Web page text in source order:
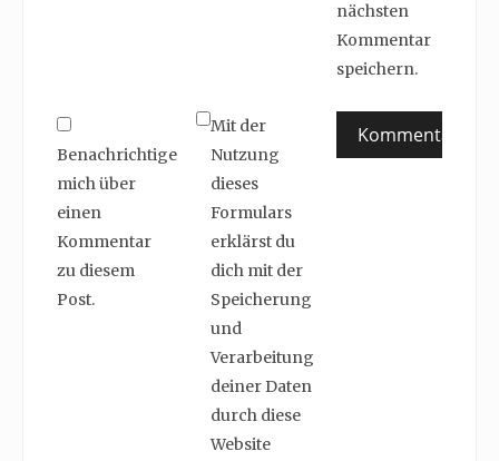
nächsten
Kommentar
speichern.
Benachrichtige
mich über
einen
Kommentar
zu diesem
Post.
Mit der
Nutzung
dieses
Formulars
erklärst du
dich mit der
Speicherung
und
Verarbeitung
deiner Daten
durch diese
Website